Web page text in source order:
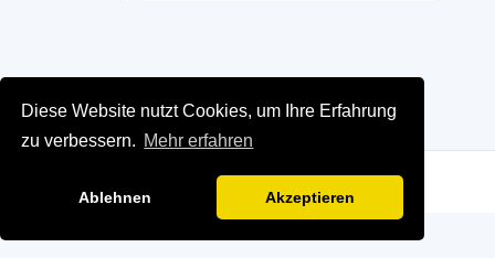
Diese Website nutzt Cookies, um Ihre Erfahrung
zu verbessern. Mehr erfahren
Ablehnen Akzeptieren